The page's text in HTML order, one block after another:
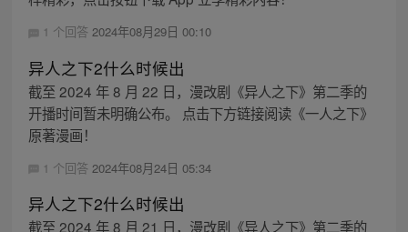
1 个回答 2024年08月29日 00:10
异人之下2什么时候出
截至 2024 年 8 月 22 日，漫改剧《异人之下》第二季的
开播时间暂未明确公布。 点击下方链接阅读《一人之下》
原著漫画！
1 个回答 2024年08月24日 05:34
异人之下2什么时候出
截至 2024 年 8 月 21 日，漫改剧《异人之下》第二季的